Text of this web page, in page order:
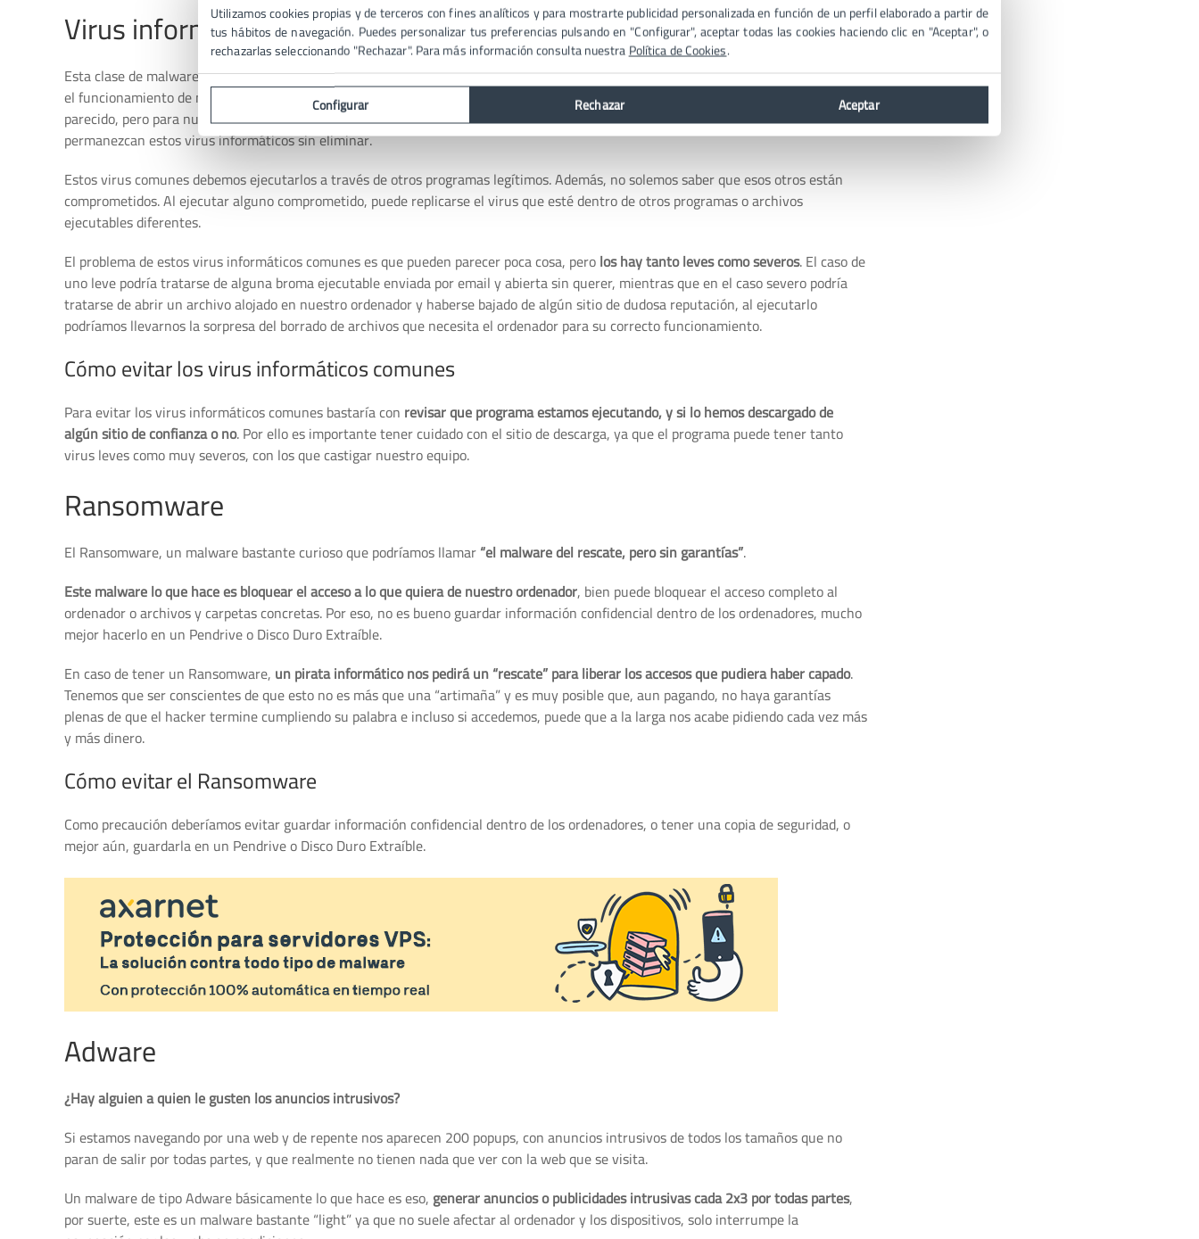
Virus informáticos comunes
Esta clase de malware viene a sermuy similar a un resfriado común
el funcionamiento de nuestro cuerpo (sobre todo nariz y garganta), los virus informáticos comunes tienen como cometida algo
parecido, pero para nuestro ordenador o dispositivo móvil, es decir,provocar un mal funcionamientoen los mismos, mientras
permanezcan estos virus informáticos sin eliminar.
Estos virus comunes debemos ejecutarlos a través de otros programas legítimos. Además, no solemos saber que esos otros están
comprometidos. Al ejecutar alguno comprometido, puede replicarse el virus que esté dentro de otros programas o archivos
ejecutables diferentes.
El problema de estos virus informáticos comunes es que pueden parecer poca cosa, perolos hay tanto leves como severos. El caso de
uno leve podría tratarse de alguna broma ejecutable enviada por email y abierta sin querer, mientras que en el caso severo podría
tratarse de abrir un archivo alojado en nuestro ordenador y haberse bajado de algún sitio de dudosa reputación, al ejecutarlo
podríamos llevarnos la sorpresa del borrado de archivos que necesita el ordenador para su correcto funcionamiento.
Cómo evitar los virus informáticos comunes
Para evitar los virus informáticos comunes bastaría con revisar que programa estamos ejecutando, y si lo hemos descargado de
algún sitio de confianza o no. Por ello es importante tener cuidado con el sitio de descarga, ya que el programa puede tener tanto
virus leves como muy severos, con los que castigar nuestro equipo.
Ransomware
El Ransomware, un malware bastante curioso que podríamos llamar“el malware del rescate, pero sin garantías”.
Este malware lo que hace es bloquear el acceso a lo que quiera de nuestro ordenador, bien puede bloquear el acceso completo al
ordenador o archivos y carpetas concretas. Por eso, no es bueno guardar información confidencial dentro de los ordenadores, mucho
mejor hacerlo en un Pendrive o Disco Duro Extraíble.
En caso de tener un Ransomware, un pirata informático nos pedirá un “rescate” para liberar los accesos que pudiera haber capado.
Tenemos que ser conscientes de que esto no es más que una “artimaña” y es muy posible que, aun pagando, no haya garantías
plenas de que el hacker termine cumpliendo su palabra e incluso si accedemos, puede que a la larga nos acabe pidiendo cada vez más
y más dinero.
Cómo evitar el Ransomware
Como precaución deberíamos evitar guardar información confidencial dentro de los ordenadores, o tener una copia de seguridad, o
mejor aún, guardarla en un Pendrive o Disco Duro Extraíble.
Adware
¿Hay alguien a quien le gusten los anuncios intrusivos?
Si estamos navegando por una web y de repente nos aparecen 200 popups, con anuncios intrusivos de todos los tamaños que no
paran de salir por todas partes, y que realmente no tienen nada que ver con la web que se visita.
Un malware de tipo Adware básicamente lo que hace es eso,generar anuncios o publicidades intrusivas cada 2x3 por todas partes,
por suerte, este es un malware bastante “light” ya que no suele afectar al ordenador y los dispositivos, solo interrumpe la
Utilizamos cookies propias y de terceros con fines analíticos y para mostrarte publicidad personalizada en función de un perfil elaborado a partir de
tus hábitos de navegación. Puedes personalizar tus preferencias pulsando en "Configurar", aceptar todas las cookies haciendo clic en "Aceptar", o
rechazarlas seleccionando "Rechazar". Para más información consulta nuestraPolítica de Cookies.
Configurar Rechazar Aceptar